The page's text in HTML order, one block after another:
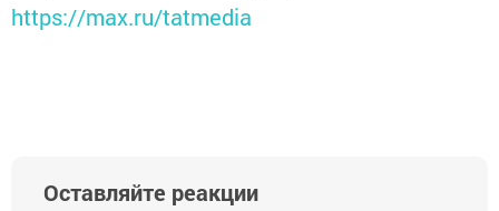
https://max.ru/tatmedia
Оставляйте реакции